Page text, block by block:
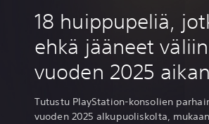
18 huippupeliä,
ehkä jääneet väliin
vuoden 2025
Tutustu PlayStation-konsolien
vuoden 2025 alkupuoliskolta,